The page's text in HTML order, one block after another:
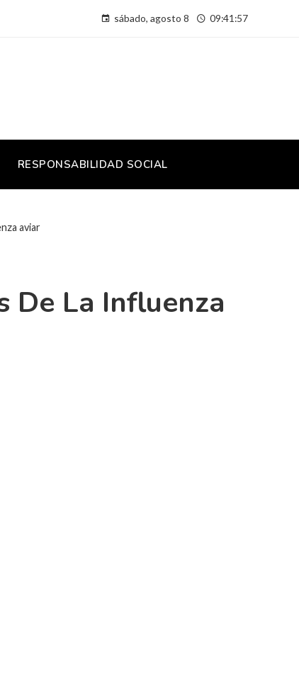
sábado, agosto 8 09:41:58
RESPONSABILIDAD SOCIAL
aviar
De La Influenza